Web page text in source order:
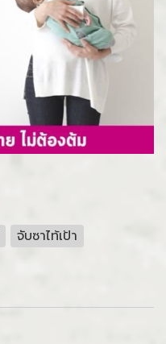
จับซาไท้เป้า